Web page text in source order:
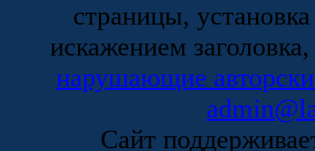
страницы,
искажением
нарушающие
Сайт